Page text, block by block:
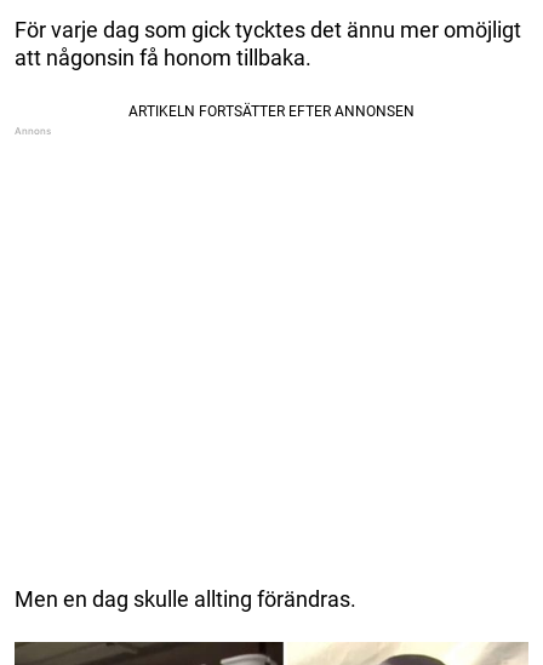
För varje dag som gick tycktes det ännu mer omöjligt
att någonsin få honom tillbaka.
Men en dag skulle allting förändras.